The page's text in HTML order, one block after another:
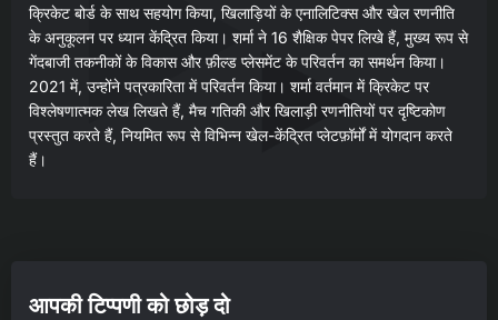
क्रिकेट बोर्ड के साथ सहयोग किया, खिलाड़ियों के एनालिटिक्स और खेल रणनीति
के अनुकूलन पर ध्यान केंद्रित किया। शर्मा ने 16 शैक्षिक पेपर लिखे हैं, मुख्य रूप से
गेंदबाजी तकनीकों के विकास और फ़ील्ड प्लेसमेंट के परिवर्तन का समर्थन किया।
2021 में, उन्होंने पत्रकारिता में परिवर्तन किया। शर्मा वर्तमान में क्रिकेट पर
विश्लेषणात्मक लेख लिखते हैं, मैच गतिकी और खिलाड़ी रणनीतियों पर दृष्टिकोण
प्रस्तुत करते हैं, नियमित रूप से विभिन्न खेल-केंद्रित प्लेटफ़ॉर्मों में योगदान करते
हैं।
आपकी टिप्पणी को छोड़ दो